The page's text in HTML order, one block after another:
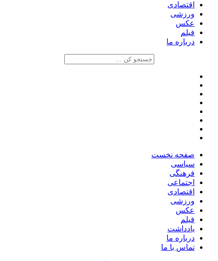
اقتصادی
ورزشی
عکس
فیلم
درباره ما
صفحه نخست
سیاسی
فرهنگی
اجتماعی
اقتصادی
ورزشی
عکس
فیلم
یادداشت
درباره ما
تماس با ما